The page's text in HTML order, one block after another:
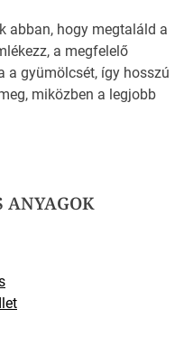
abban, hogy megtaláld a
a megfelelő
a gyümölcsét, így hosszú
miközben a legjobb
ANYAGOK